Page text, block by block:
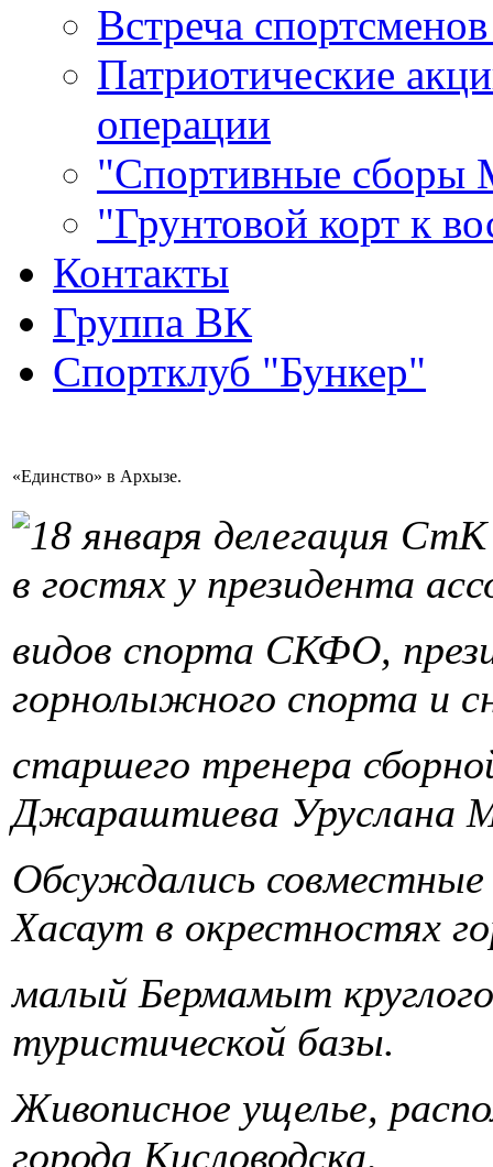
Встреча
Патриотические
операции
"Спортивные
"Грунтовой корт к
Контакты
Группа ВК
Спортклуб "Бункер"
«Единство» в Архызе.
18 января делегация
в гостях у президента
видов спорта СКФО,
горнолыжного спорта и
старшего тренера
Джараштиева Уруслана
Обсуждались
Хасаут в окрестностях
малый Бермамыт
туристической базы.
Живописное ущелье,
города Кисловодска,